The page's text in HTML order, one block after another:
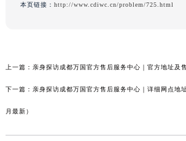
本页链接： http://www.cdiwc.cn/problem/725.html
上一篇： 亲身探访成都万国官方售后服务中心｜官方地址及
下一篇： 亲身探访成都万国官方售后服务中心｜详细网点地
月最新）